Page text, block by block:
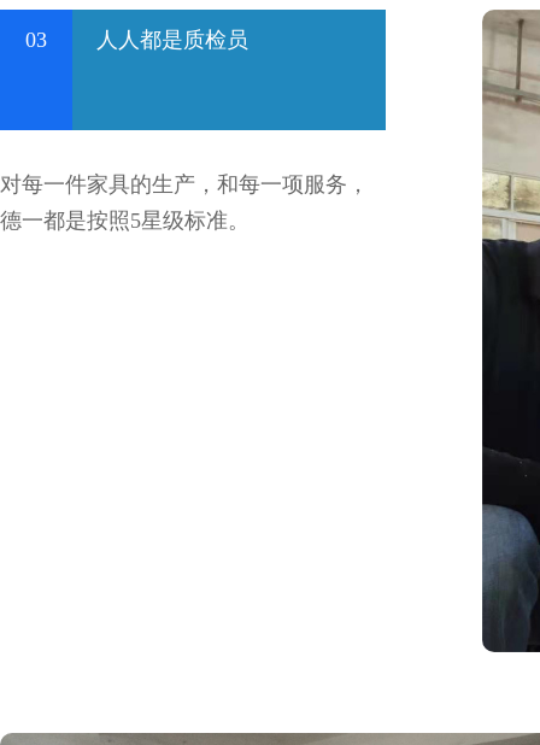
03 人人都是质检员
对每一件家具的生产，和每一项服务，
德一都是按照5星级标准。